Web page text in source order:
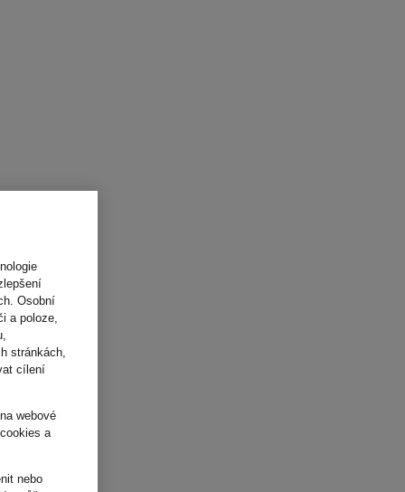
Osobní
a poloze,
stránkách,
cílení
webové
a
nebo